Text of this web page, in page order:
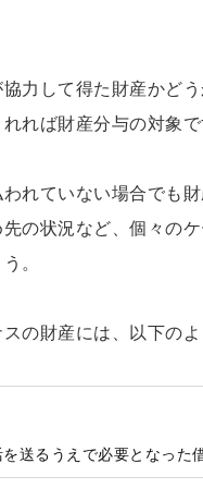
力して得た財産かど
れば財産分与の対象で
れていない場合でも
の状況など、個々の
。
の財産には、以下のよ
送るうえで必要となった